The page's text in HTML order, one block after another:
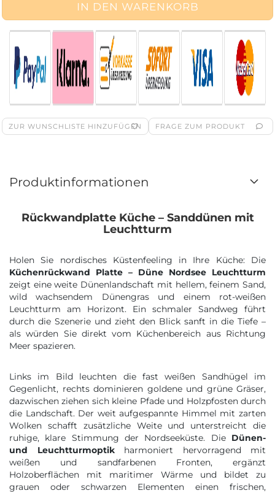
ZUR WUNSCHLISTE HINZUFÜGEN FRAGE ZUM PRODUKT
Produktinformationen
Rückwandplatte Küche – Sanddünen mit
Leuchtturm
Holen Sie nordisches Küstenfeeling in Ihre Küche: Die
Küchenrückwand Platte – Düne Nordsee Leuchtturm
zeigt eine weite Dünenlandschaft mit hellem, feinem Sand,
wild wachsendem Dünengras und einem rot-weißen
Leuchtturm am Horizont. Ein schmaler Sandweg führt
durch die Szenerie und zieht den Blick sanft in die Tiefe –
als würden Sie direkt vom Küchenbereich aus Richtung
Meer spazieren.
Links im Bild leuchten die fast weißen Sandhügel im
Gegenlicht, rechts dominieren goldene und grüne Gräser,
dazwischen ziehen sich kleine Pfade und Holzpfosten durch
die Landschaft. Der weit aufgespannte Himmel mit zarten
Wolken schafft zusätzliche Weite und unterstreicht die
ruhige, klare Stimmung der Nordseeküste. Die Dünen-
und Leuchtturmoptikharmoniert hervorragend mit
weißen und sandfarbenen Fronten, ergänzt
Holzoberflächen mit maritimer Wärme und bildet zu
grauen oder schwarzen Elementen einen frischen,